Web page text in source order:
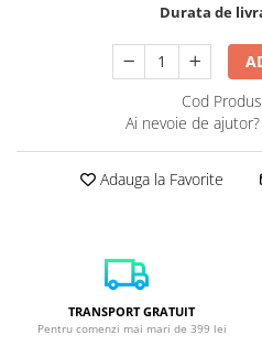
Durata de
Cod
Ai nevoie de ajutor?
Adauga la Favorite
TRANSPORT GRATUIT
Pentru comenzi mai mari de 399 lei